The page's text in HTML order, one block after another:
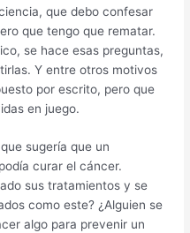
que debo confesar
que tengo que rematar.
se hace esas preguntas,
Y entre otros motivos
por escrito, pero que
en juego.
sugería que un
curar el cáncer.
sus tratamientos y se
como este? ¿Alguien se
algo para prevenir un